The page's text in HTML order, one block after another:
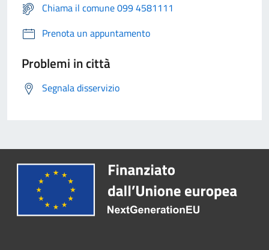
Chiama il comune 099 4581111
Prenota un appuntamento
Problemi in città
Segnala disservizio